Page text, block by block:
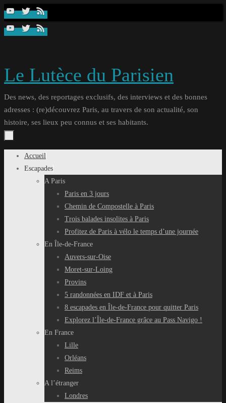
Passer
contenu
Le Lutèce du Parisien
Des news, des reportages exclusifs, des interviews et des bonnes
adresses : (re)découvrez Paris, au travers de son actualité, son
histoire, ses lieux peu connus et ses habitants.
Passer
Accueil
Escapades
A Paris
Paris en 3 jours
Chemin de Compostelle à Paris
Trois balades insolites à Paris
Profitez de Paris à vélo le temps d’une journée
En Île-de-France
Auvers-sur-Oise
Moret-sur-Loing
Provins
5 randonnées en IDF et à Paris
8 escapades en Île-de-France pour quitter Paris
Explorez l’Île-de-France grâce au Pass Navigo !
En France
Lille
Orléans
Reims
A l’étranger
Londres